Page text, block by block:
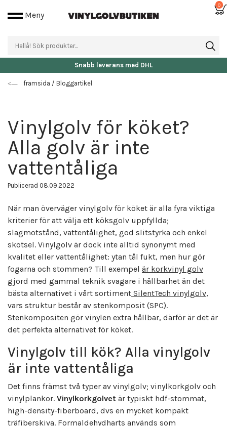
Meny
0
Fri frakt då beställningen är över 25.000 kr
framsida / Bloggartikel
Vinylgolv för köket?
Alla golv är inte
vattentåliga
Publicerad 08.09.2022
När man överväger vinylgolv för köket är alla fyra viktiga
kriterier för att välja ett köksgolv uppfyllda;
slagmotstånd, vattentålighet, god slitstyrka och enkel
skötsel. Vinylgolv är dock inte alltid synonymt med
kvalitet eller vattentålighet: ytan tål fukt, men hur gör
fogarna och stommen? Till exempel är korkvinyl golv
gjord med gammal teknik svagare i hållbarhet än det
bästa alternativet i vårt sortiment SilentTech vinylgolv,
vars struktur består av stenkomposit (SPC).
Stenkompositen gör vinylen extra hållbar, därför är det är
det perfekta alternativet för köket.
Vinylgolv till kök? Alla vinylgolv
är inte vattentåliga
Det finns främst två typer av vinylgolv; vinylkorkgolv och
vinylplankor. Vinylkorkgolvet är typiskt hdf-stommat,
high-density-fiberboard, dvs en mycket kompakt
träfiberskiva. Formaldehydharts används som